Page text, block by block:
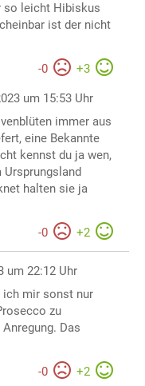
so leicht Hibiskus
ist der nicht
-0 +3
um 15:53 Uhr
immer aus
eine Bekannte
kennst du ja wen,
halten sie ja
-0 +2
um 22:12 Uhr
ich mir sonst nur
zu
Das
-0 +2